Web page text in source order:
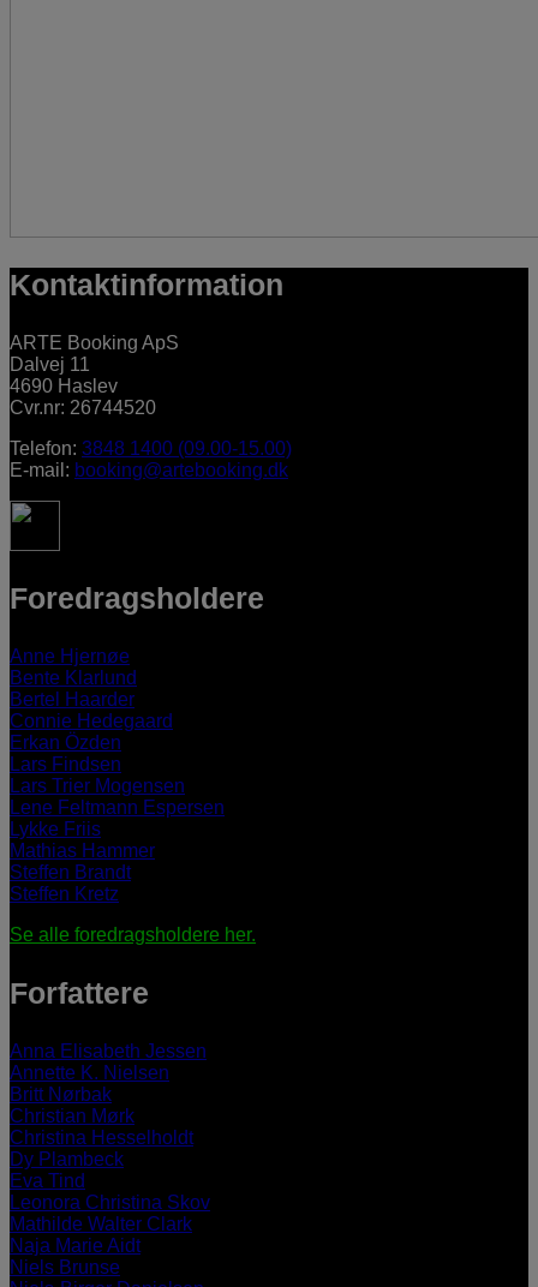
Kontaktinformation
ARTE Booking ApS
Dalvej 11
4690 Haslev
Cvr.nr: 26744520
Telefon: 3848 1400 (09.00-15.00)
E-mail: booking@artebooking.dk
Foredragsholdere
Anne Hjernøe
Bente Klarlund
Bertel Haarder
Connie Hedegaard
Erkan Özden
Lars Findsen
Lars Trier Mogensen
Lene Feltmann Espersen
Lykke Friis
Mathias Hammer
Steffen Brandt
Steffen Kretz
Se alle foredragsholdere her.
Forfattere
Anna Elisabeth Jessen
Annette K. Nielsen
Britt Nørbak
Christian Mørk
Christina Hesselholdt
Dy Plambeck
Eva Tind
Leonora Christina Skov
Mathilde Walter Clark
Naja Marie Aidt
Niels Brunse